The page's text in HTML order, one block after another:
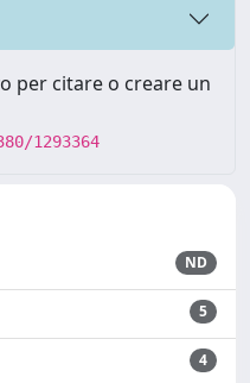
per citare o creare un
1293364
ND
5
4